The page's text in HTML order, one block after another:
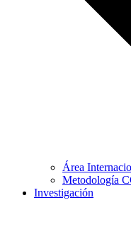
Área
Metodología
Investigación